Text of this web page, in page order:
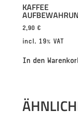
KAFFEE
2,90 €
incl. 19% VAT
In den